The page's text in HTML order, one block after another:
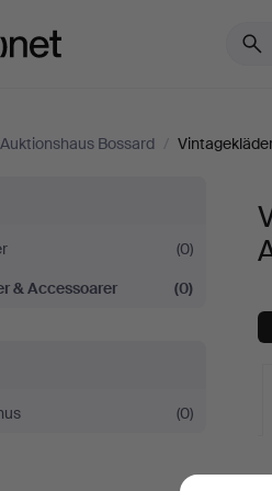
Auktionshaus Bossard /
(0)
& Accessoarer
(0)
(0)